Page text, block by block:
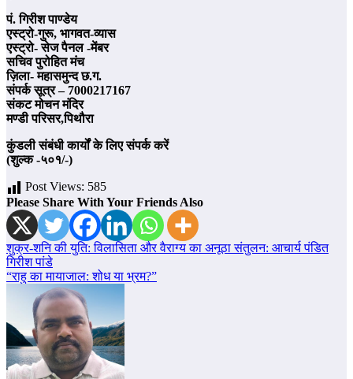
पं. गिरीश पाण्डेय
एस्ट्रो-गुरू, भागवत-व्यास
एस्ट्रो- सेज पैनल -मेंबर
सचिव पुरोहित मंच
ज़िला- महासमुन्द छ.ग.
संपर्क सूत्र – 7000217167
संकट मोचन मंदिर
मण्डी परिसर,पिथौरा
कुंडली संबंधी कार्यों के लिए संपर्क करें
(शुल्क -५०१/-)
Post Views: 585
Please Share With Your Friends Also
Post
navigation
शुक्र-शनि की युति: विलासिता और वैराग्य का अनूठा संतुलन: आचार्य पंडित
गिरीश पांडे
“राहु का मायाजाल: शोध या भ्रम?”